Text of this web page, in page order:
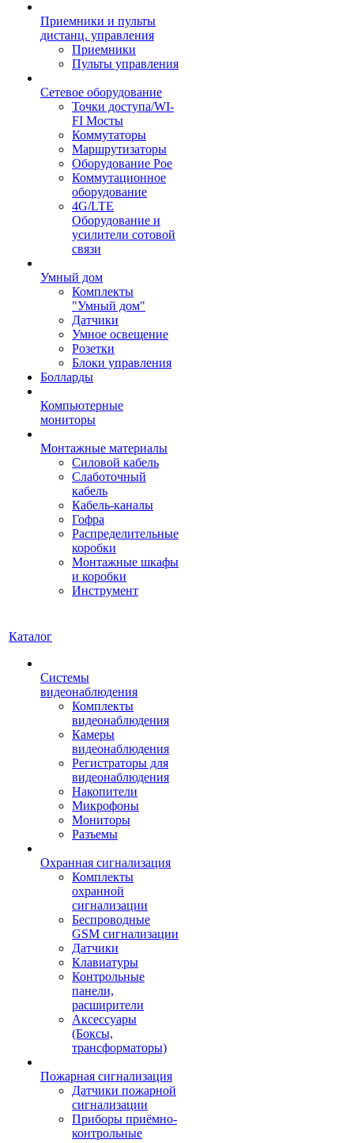
Приемники и пульты
дистанц. управления
Приемники
Пульты управления
Сетевое оборудование
Точки доступа/WI-
FI Мосты
Коммутаторы
Маршрутизаторы
Оборудование Poe
Коммутационное
оборудование
4G/LTE
Оборудование и
усилители сотовой
связи
Умный дом
Комплекты
"Умный дом"
Датчики
Умное освещение
Розетки
Блоки управления
Болларды
Компьютерные
мониторы
Монтажные материалы
Силовой кабель
Слаботочный
кабель
Кабель-каналы
Гофра
Распределительные
коробки
Монтажные шкафы
и коробки
Инструмент
Каталог
Системы
видеонаблюдения
Комплекты
видеонаблюдения
Камеры
видеонаблюдения
Регистраторы для
видеонаблюдения
Накопители
Микрофоны
Мониторы
Разъемы
Охранная сигнализация
Комплекты
охранной
сигнализации
Беспроводные
GSM сигнализации
Датчики
Клавиатуры
Контрольные
панели,
расширители
Аксессуары
(Боксы,
трансформаторы)
Пожарная сигнализация
Датчики пожарной
сигнализации
Приборы приёмно-
контрольные